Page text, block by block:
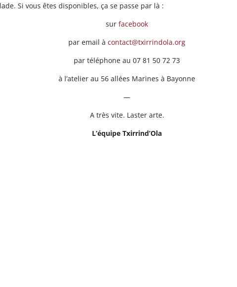
Si vous êtes disponibles, ça se passe par là :
sur facebook
par email à contact@txirrindola.org
par téléphone au 07 81 50 72 73
à l’atelier au 56 allées Marines à Bayonne
—
A très vite. Laster arte.
L’équipe Txirrind’Ola